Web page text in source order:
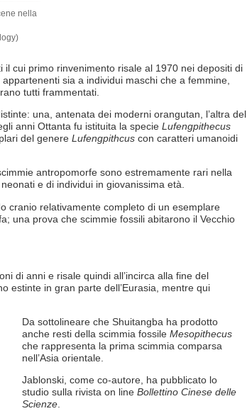
nella
il cui primo rinvenimento risale al 1970 nei depositi di
sia a individui maschi che a femmine,
tutti frammentati.
una, antenata dei moderni orangutan, l’altra del
anni Ottanta fu istituita la specie Lufengpithecus
del genere Lufengpithcus con caratteri umanoidi
antropomorfe sono estremamente rari nella
e di individui in giovanissima età.
cranio relativamente completo di un esemplare
una prova che scimmie fossili abitarono il Vecchio
di anni e risale quindi all’incirca alla fine del
estinte in gran parte dell’Eurasia, mentre qui
Da sottolineare che Shuitangba ha prodotto
anche resti della scimmia fossile Mesopithecus
che rappresenta la prima scimmia comparsa
nell’Asia orientale.
Jablonski, come co-autore, ha pubblicato lo
studio sulla rivista on line Bollettino Cinese delle
Scienze.